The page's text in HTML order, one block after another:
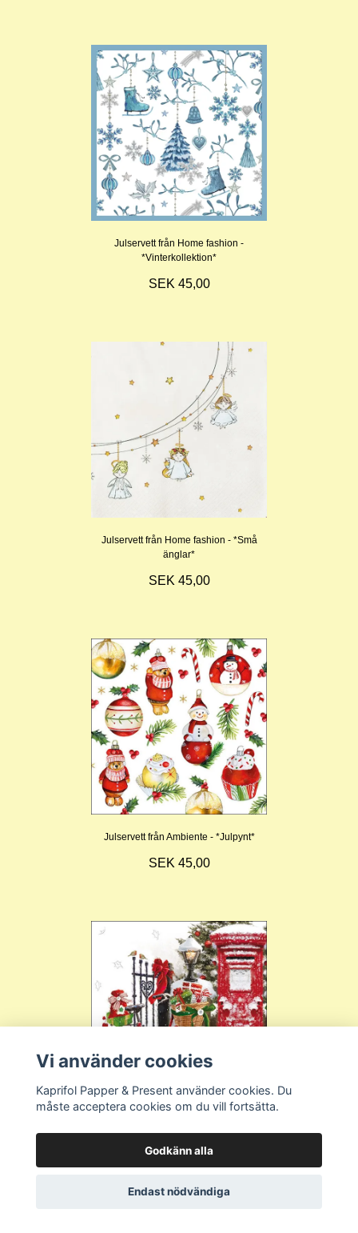
Julservett från Home fashion -
*Vinterkollektion*
SEK 45,00
Julservett från Home fashion - *Små
änglar*
SEK 45,00
Julservett från Ambiente - *Julpynt*
SEK 45,00
snö*
Vi använder cookies
Kaprifol Papper & Present använder cookies. Du
måste acceptera cookies om du vill fortsätta.
Godkänn alla
Endast nödvändiga